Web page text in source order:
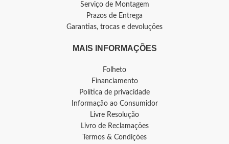
Serviço de Montagem
Prazos de Entrega
Garantias, trocas e devoluções
MAIS INFORMAÇÕES
Folheto
Financiamento
Política de privacidade
Informação ao Consumidor
Livre Resolução
Livro de Reclamações
Termos & Condições